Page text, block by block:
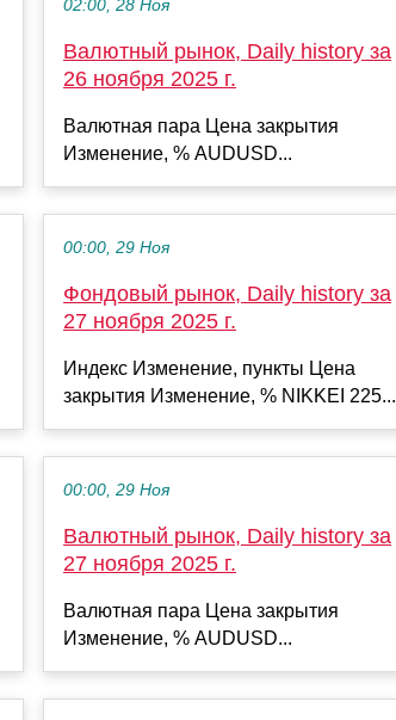
02:00, 28 Ноя
Валютный рынок, Daily history за
26 ноября 2025 г.
Валютная пара Цена закрытия
Изменение, % AUDUSD...
00:00, 29 Ноя
Фондовый рынок, Daily history за
27 ноября 2025 г.
Индекс Изменение, пункты Цена
закрытия Изменение, % NIKKEI 225...
00:00, 29 Ноя
Валютный рынок, Daily history за
27 ноября 2025 г.
Валютная пара Цена закрытия
Изменение, % AUDUSD...